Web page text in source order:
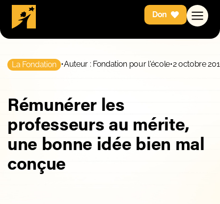
Don
La Fondation •Auteur : Fondation pour l'école•2 octobre
Rémunérer les
professeurs au mérite,
une bonne idée bien mal
conçue